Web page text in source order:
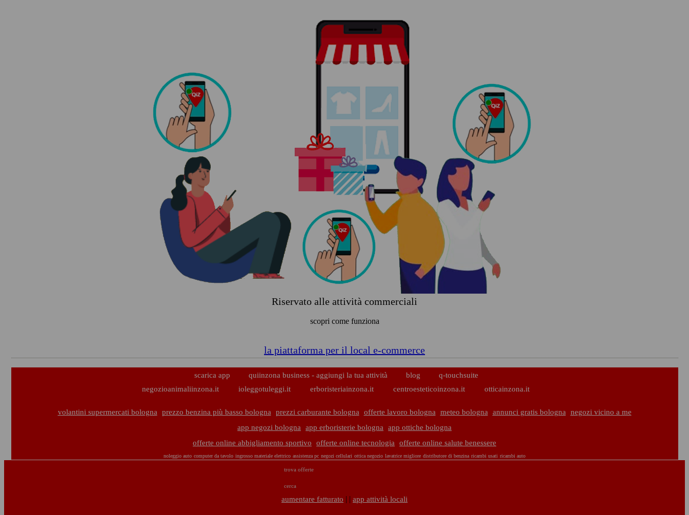
Riservato alle attività commerciali
scopri come funziona
la piattaforma per il local e-commerce
scarica app quiinzona business - aggiungi la tua attività blog
q-touchsuite
negozioanimaliinzona.it
ioleggotuleggi.it erboristeriainzona.it centroesteticoinzona.it otticainzona.it
volantini supermercati bologna prezzo benzina più basso bologna prezzi carburante bologna offerte lavoro bologna meteo bologna annunci gratis bologna
negozi vicino a me
app negozi bologna
app erboristerie bologna
app ottiche bologna
offerte online abbigliamento sportivo
offerte online tecnologia offerte online salute benessere
noleggio auto computer da tavolo ingrosso materiale elettrico assistenza pc negozi cellulari ottica negozio lavatrice migliore distributore di benzina ricambi usati ricambi auto
trova offerte
cerca
aumentare fatturato | | app attività locali